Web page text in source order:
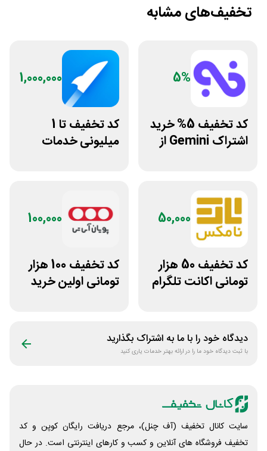
تخفیف‌های مشابه
5%
کد تخفیف 5% خرید
اشتراک Gemini از
1,000,000
کد تخفیف تا 1
میلیونی خدمات
50,000
کد تخفیف 50 هزار
تومانی اکانت تلگرام
100,000
کد تخفیف 100 هزار
تومانی اولین خرید
دیدگاه خود را با ما به اشتراک بگذارید
با ثبت دیدگاه خود ما را در ارائه بهتر خدمات یاری کنید
سایت کانال تخفیف (آف چنل)، مرجع دریافت رایگان کوپن و کد
تخفیف فروشگاه های آنلاین و کسب و‌ کارهای اینترنتی است. در حال